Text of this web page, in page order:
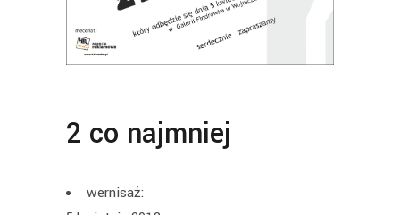
2 co najmniej
wernisaż: